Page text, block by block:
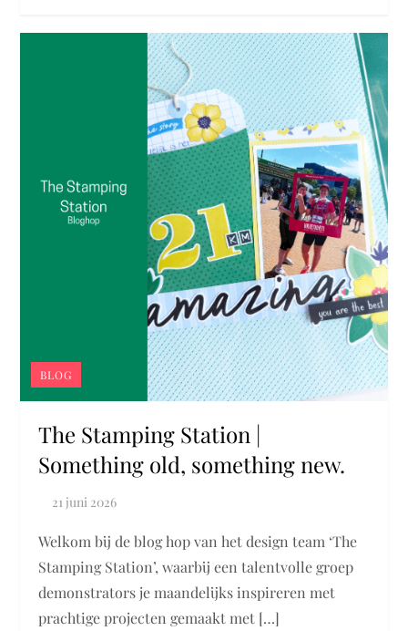
BLOG
The Stamping Station |
Something old, something new.
Welkom bij de blog hop van het design team ‘The
Stamping Station’, waarbij een talentvolle groep
demonstrators je maandelijks inspireren met
prachtige projecten gemaakt met […]